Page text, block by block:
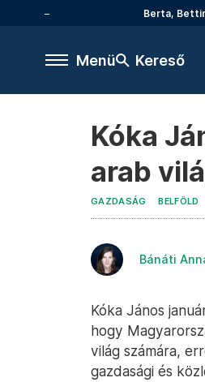
Berta,
Menü Kereső
Kóka
arab
GAZDASÁG BELFÖLD
Bánáti
Kóka János
hogy
világ számára,
gazdasági és